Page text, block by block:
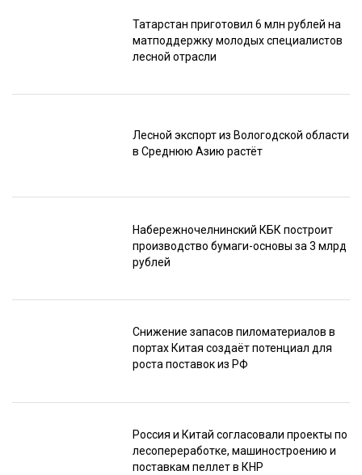
Татарстан приготовил 6 млн рублей на
матподдержку молодых специалистов
лесной отрасли
Лесной экспорт из Вологодской области
в Среднюю Азию растёт
Набережночелнинский КБК построит
производство бумаги-основы за 3 млрд
рублей
Снижение запасов пиломатериалов в
портах Китая создаёт потенциал для
роста поставок из РФ
Россия и Китай согласовали проекты по
лесопереработке, машиностроению и
поставкам пеллет в КНР